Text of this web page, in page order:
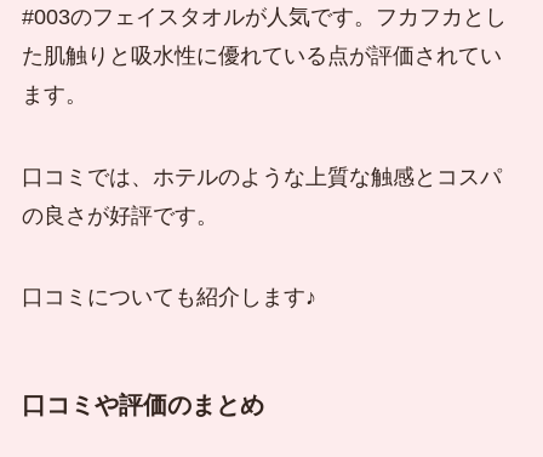
#003のフェイスタオルが人気です。フカフカとし
た肌触りと吸水性に優れている点が評価されてい
ます。
口コミでは、ホテルのような上質な触感とコスパ
の良さが好評です。
口コミについても紹介します♪
口コミや評価のまとめ